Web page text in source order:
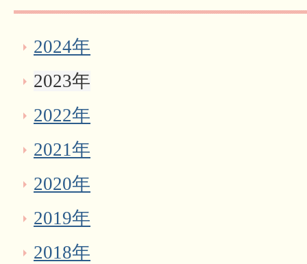
2024年
2023年
2022年
2021年
2020年
2019年
2018年